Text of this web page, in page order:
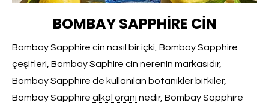
BOMBAY SAPPHIRE CIN
Bombay Sapphire cin nasıl bir içki, Bombay Sapphire
çeşitleri, Bombay Saphire cin nerenin markasıdır,
Bombay Sapphire de kullanılan botanikler bitkiler,
Bombay Sapphire alkol oranı nedir, Bombay Sapphire